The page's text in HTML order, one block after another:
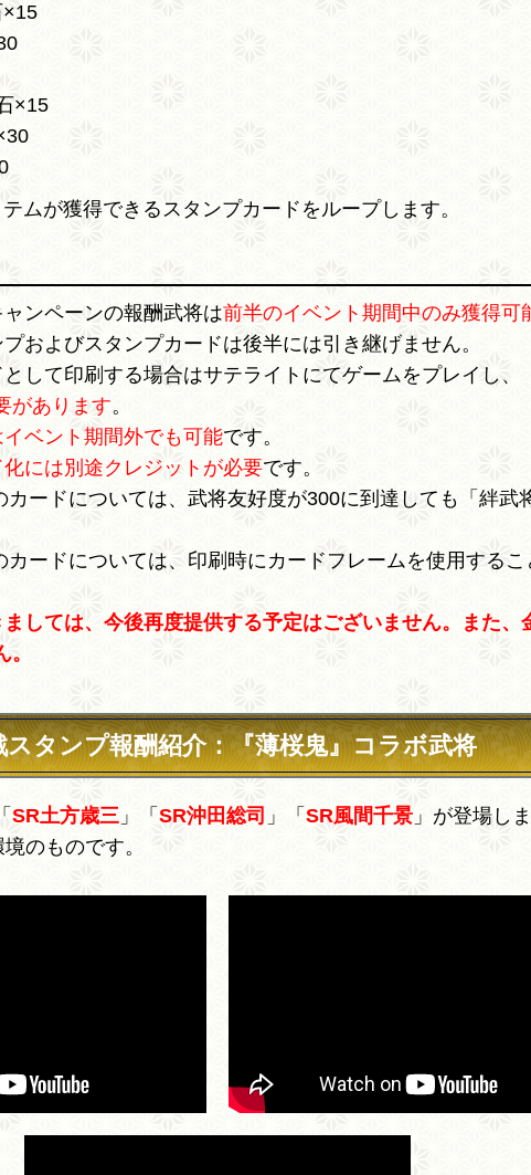
×15
×15
ムが獲得できるスタンプカードをループします。
ンペーンの報酬武将は前半のイベント期間中のみ獲得可
およびスタンプカードは後半には引き継げません。
して印刷する場合はサテライトにてゲームをプレイし、
があります。
ベント期間外でも可能です。
化には別途クレジットが必要です。
カードについては、武将友好度が300に到達しても「絆武
カードについては、印刷時にカードフレームを使用する
しては、今後再度提供する予定はございません。また、
スタンプ報酬紹介：『薄桜鬼』コラボ武将
SR土方歳三 」「 SR沖田総司 」「 SR風間千景 」が登場し
のものです。